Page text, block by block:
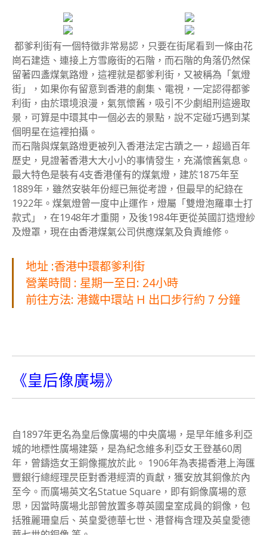
都爹利街有一個特徵非常易認，只要在街尾看到一條由花
崗石建造、連接上方雪廠街的石階，而石階的角落仍然保
留著四盞煤氣路燈，這裡就是都爹利街，又被稱為「氣燈
街」，如果你有留意到香港的劇集、電視，一定認得都爹
利街，由於環境浪漫，氣氛懷舊，吸引不少劇組刑這邊取
景，可算是中環其中一個必去的景點，說不定碰巧遇到某
個明星在這裡拍攝。
而石階與煤氣路燈更被列入香港法定古蹟之一，超過百年
歷史，見證著香港大大小小的事情發生，充滿懷舊氣息。
最大特色是裝有4支香港僅有的煤氣燈，建於1875年至
1889年，雖然安裝年份經已無從考證，但最早的紀錄在
1922年。煤氣燈曾一度中止運作，燈屬「雙燈泡羅車士打
款式」，在1948年才重開，及後1984年更從英國訂造燈紗
及燈罩，現在由香港煤氣公司供應煤氣及負責維修。
地址 :香港中環都爹利街
營業時間 : 星期一至日: 24小時
前往方法: 港鐵中環站 H 出口步行約 7 分鐘
《皇后像廣場》
自1897年更名為皇后像廣場的中央廣場，是早年維多利亞
城的地標性廣場建築，是為紀念維多利亞女王登基60周
年，曾鑄造女王銅像擺放於此。 1906年為表揚香港上海匯
豐銀行總經理昃臣對香港經濟的貢獻，獲安放其銅像於內
至今。而廣場英文名Statue Square，即有銅像廣場的意
思，因當時廣場北部曾放置多尊英國皇室成員的銅像，包
括雅麗珊皇后、英皇愛德華七世、港督梅含理及英皇愛德